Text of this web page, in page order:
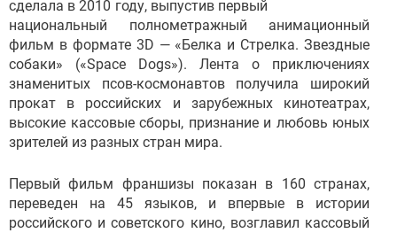
сделала в 2010 году, выпустив первый
национальный полнометражный анимационный
фильм в формате 3D — «Белка и Стрелка. Звездные
собаки» («Space Dogs»). Лента о приключениях
знаменитых псов-космонавтов получила широкий
прокат в российских и зарубежных кинотеатрах,
высокие кассовые сборы, признание и любовь юных
зрителей из разных стран мира.
Первый фильм франшизы показан в 160 странах,
переведен на 45 языков, и впервые в истории
российского и советского кино, возглавил кассовый